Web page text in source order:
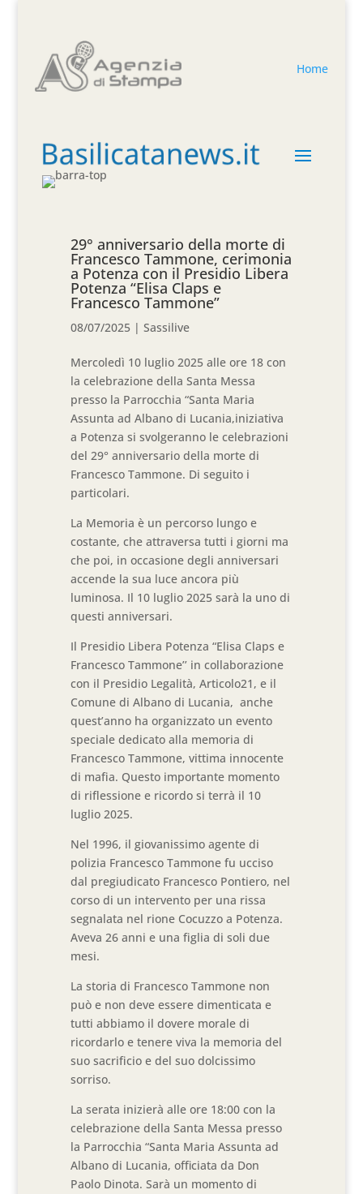
Home
29° anniversario della morte di
Francesco Tammone, cerimonia
a Potenza con il Presidio Libera
Potenza “Elisa Claps e
Francesco Tammone”
08/07/2025 |Sassilive
Mercoledì 10 luglio 2025 alle ore 18 con
la celebrazione della Santa Messa
presso la Parrocchia “Santa Maria
Assunta ad Albano di Lucania,iniziativa
a Potenza si svolgeranno le celebrazioni
del 29° anniversario della morte di
Francesco Tammone. Di seguito i
particolari.
La Memoria è un percorso lungo e
costante, che attraversa tutti i giorni ma
che poi, in occasione degli anniversari
accende la sua luce ancora più
luminosa. Il 10 luglio 2025 sarà la uno di
questi anniversari.
Il Presidio Libera Potenza “Elisa Claps e
Francesco Tammone’’ in collaborazione
con il Presidio Legalità, Articolo21, e il
Comune di Albano di Lucania, anche
quest’anno ha organizzato un evento
speciale dedicato alla memoria di
Francesco Tammone, vittima innocente
di mafia. Questo importante momento
di riflessione e ricordo si terrà il 10
luglio 2025.
Nel 1996, il giovanissimo agente di
polizia Francesco Tammone fu ucciso
dal pregiudicato Francesco Pontiero, nel
corso di un intervento per una rissa
segnalata nel rione Cocuzzo a Potenza.
Aveva 26 anni e una figlia di soli due
mesi.
La storia di Francesco Tammone non
può e non deve essere dimenticata e
tutti abbiamo il dovere morale di
ricordarlo e tenere viva la memoria del
suo sacrificio e del suo dolcissimo
sorriso.
La serata inizierà alle ore 18:00 con la
celebrazione della Santa Messa presso
la Parrocchia “Santa Maria Assunta ad
Albano di Lucania, officiata da Don
Paolo Dinota. Sarà un momento di